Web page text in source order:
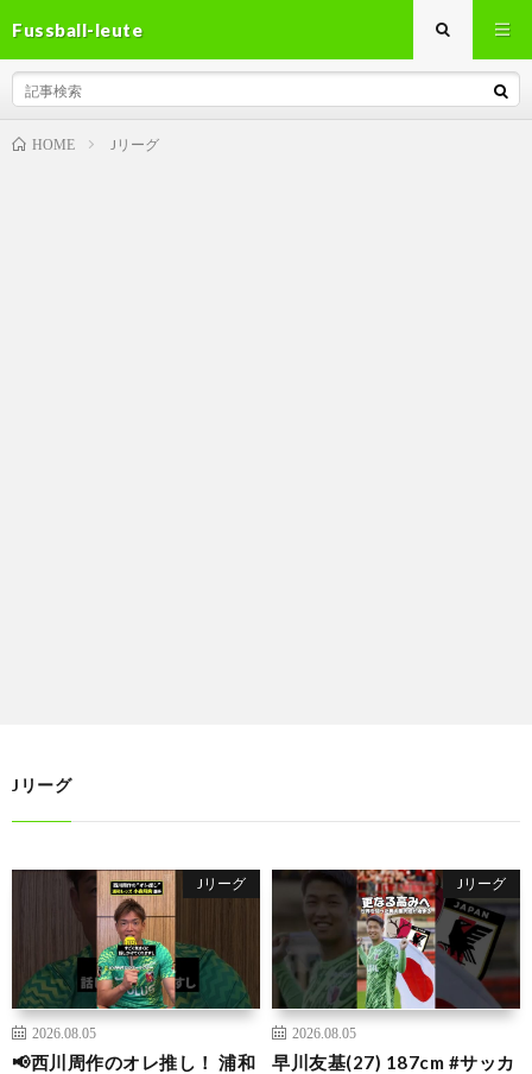
Fussball-leute
HOME Jリーグ
Jリーグ
Jリーグ
2026.08.05
📢西川周作のオレ推し！ 浦和
Jリーグ
2026.08.05
早川友基(27) 187cm #サッカ